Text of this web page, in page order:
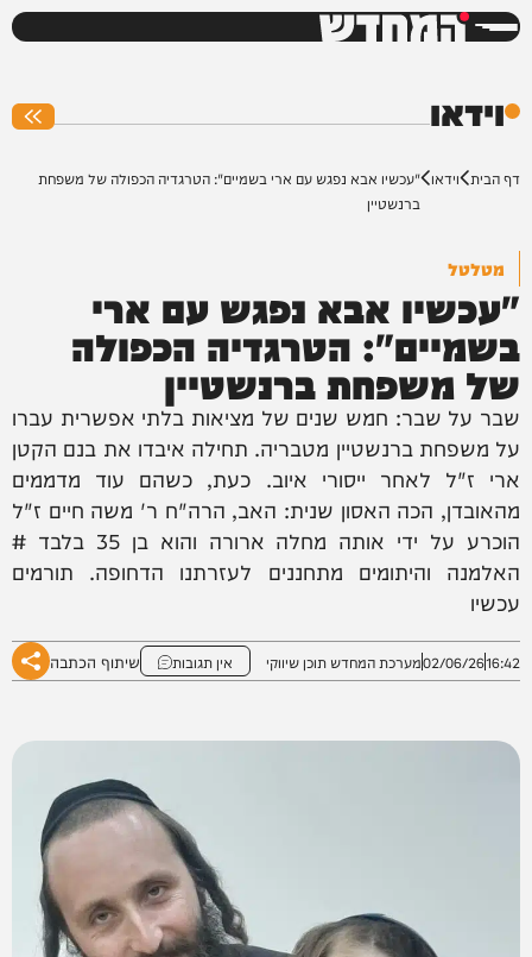
המחדש
וידאו
דף הבית וידאו "עכשיו אבא נפגש עם ארי בשמיים": הטרגדיה הכפולה של משפחת
ברנשטיין
מטלטל
"עכשיו אבא נפגש עם ארי
בשמיים": הטרגדיה הכפולה
של משפחת ברנשטיין
שבר על שבר: חמש שנים של מציאות בלתי אפשרית עברו
על משפחת ברנשטיין מטבריה. תחילה איבדו את בנם הקטן
ארי ז"ל לאחר ייסורי איוב. כעת, כשהם עוד מדממים
מהאובדן, הכה האסון שנית: האב, הרה"ח ר' משה חיים ז"ל
הוכרע על ידי אותה מחלה ארורה והוא בן 35 בלבד #
האלמנה והיתומים מתחננים לעזרתנו הדחופה. תורמים
עכשיו
16:42
02/06/26מערכת המחדש תוכן שיווקי אין תגובות שיתוף הכתבה